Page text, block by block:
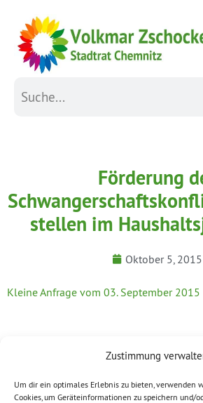
Zustimmung
Um dir ein optimales Erlebnis zu bieten, verwenden
Cookies, um Geräteinformationen zu speichern und/
Förderung
stellen im
Oktober 5, 2015
Kleine Anfrage vom 03. September